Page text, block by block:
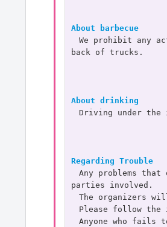
About barbecue
We prohibit any
back of trucks.
About drinking
Driving under the
Regarding Trouble
Any problems that
parties involved.
The organizers
Please follow the
Anyone who fails